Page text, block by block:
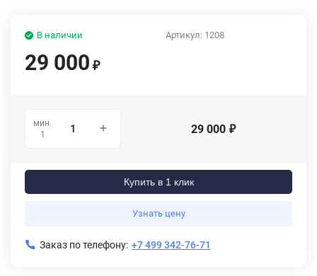
Артикул: 1208
В наличии
29 000 ₽
мин.
1
29 000 ₽
Купить в 1 клик
Узнать цену
Заказ по телефону: +7 499 342-76-71